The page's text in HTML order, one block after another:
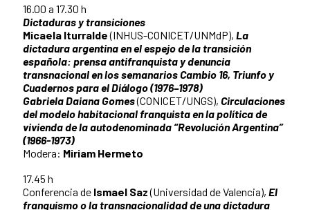
16.00 a 17.30 h
Dictaduras y transiciones
Micaela Iturralde(INHUS-CONICET/UNMdP), La
dictadura argentina en el espejo de la transición
española: prensa antifranquista y denuncia
transnacional en los semanarios Cambio 16, Triunfo y
Cuadernos para el Diálogo (1976–1978)
Gabriela Daiana Gomes(CONICET/UNGS), Circulaciones
del modelo habitacional franquista en la política de
vivienda de la autodenominada “Revolución Argentina”
(1966-1973)
Modera: Miriam Hermeto
17.45 h
Conferencia de Ismael Saz(Universidad de Valencia), El
franquismo o la transnacionalidad de una dictadura